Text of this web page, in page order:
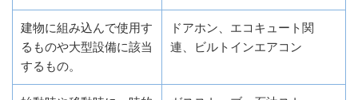
建物に組み込んで使用す
るものや大型設備に該当
するもの。
ドアホン、エコキュート関
連、ビルトインエアコン